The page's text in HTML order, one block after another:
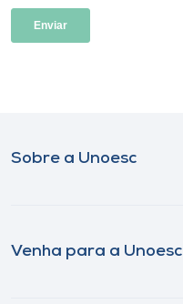
Sobre a Unoesc
Venha para a Unoesc